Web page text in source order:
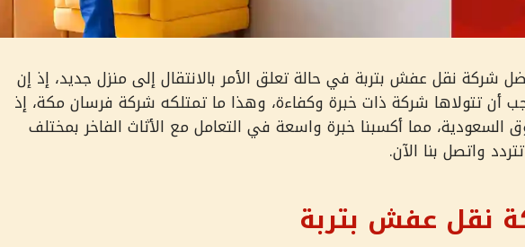
شركة نقل عفش بتربة في حالة تعلق الأمر بالانتقال إلى منزل جديد، إذ إن
أن تتولاها شركة ذات خبرة وكفاءة، وهذا ما تمتلكه شركة فرسان مكة، إذ
السعودية، مما أكسبنا خبرة واسعة في التعامل مع الأثاث الفاخر بمختلف
واتصل بنا الآن.
نقل عفش بتربة